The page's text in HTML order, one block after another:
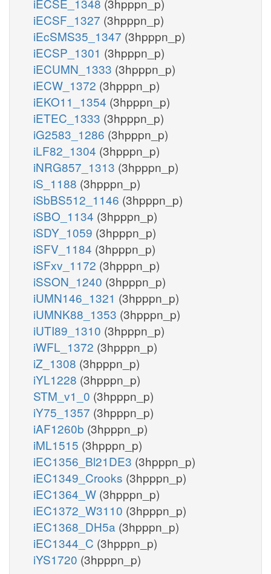
iECSF_1327 (3hpppn_p)
iEcSMS35_1347 (3hpppn_p)
iECSP_1301 (3hpppn_p)
iECUMN_1333 (3hpppn_p)
iECW_1372 (3hpppn_p)
iEKO11_1354 (3hpppn_p)
iETEC_1333 (3hpppn_p)
iG2583_1286 (3hpppn_p)
iLF82_1304 (3hpppn_p)
iNRG857_1313 (3hpppn_p)
iS_1188 (3hpppn_p)
iSbBS512_1146 (3hpppn_p)
iSBO_1134 (3hpppn_p)
iSDY_1059 (3hpppn_p)
iSFV_1184 (3hpppn_p)
iSFxv_1172 (3hpppn_p)
iSSON_1240 (3hpppn_p)
iUMN146_1321 (3hpppn_p)
iUMNK88_1353 (3hpppn_p)
iUTI89_1310 (3hpppn_p)
iWFL_1372 (3hpppn_p)
iZ_1308 (3hpppn_p)
iYL1228 (3hpppn_p)
STM_v1_0 (3hpppn_p)
iY75_1357 (3hpppn_p)
iAF1260b (3hpppn_p)
iML1515 (3hpppn_p)
iEC1356_Bl21DE3 (3hpppn_p)
iEC1349_Crooks (3hpppn_p)
iEC1364_W (3hpppn_p)
iEC1372_W3110 (3hpppn_p)
iEC1368_DH5a (3hpppn_p)
iEC1344_C (3hpppn_p)
iYS1720 (3hpppn_p)